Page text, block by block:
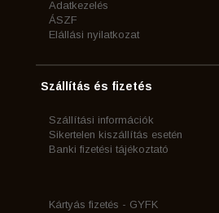
Adatkezelés
ÁSZF
Elállási nyilatkozat
Szállítás és fizetés
Szállítási információk
Sikertelen kiszállítás esetén
Banki fizetési tájékoztató
Kártyás fizetés - GYFK